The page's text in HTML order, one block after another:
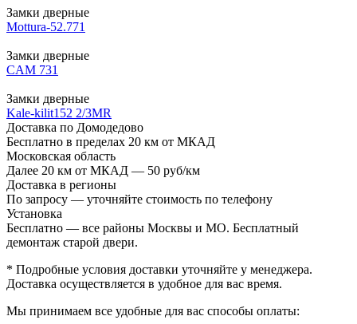
Замки дверные
Mottura-52.771
Замки дверные
CAM 731
Замки дверные
Kale-kilit152 2/3MR
Доставка по Домодедово
Бесплатно в пределах 20 км от МКАД
Московская область
Далее 20 км от МКАД — 50 руб/км
Доставка в регионы
По запросу — уточняйте стоимость по телефону
Установка
Бесплатно — все районы Москвы и МО. Бесплатный
демонтаж старой двери.
* Подробные условия доставки уточняйте у менеджера.
Доставка осуществляется в удобное для вас время.
Мы принимаем все удобные для вас способы оплаты: